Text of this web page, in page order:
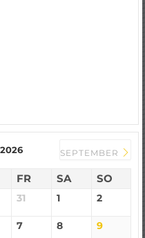
SEPTEMBER
FR SA SO
31 1 2
7 8 9